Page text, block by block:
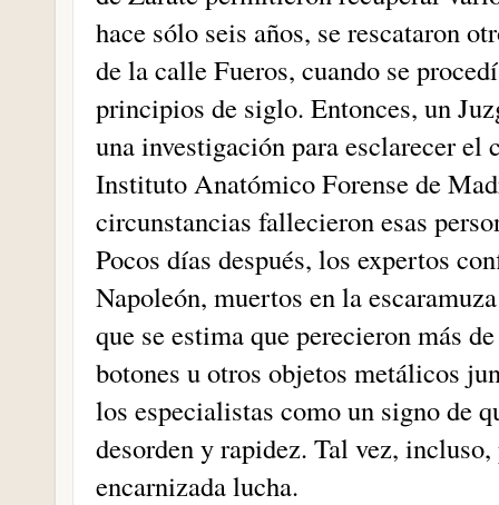
hace sólo seis años, se rescataron
de la calle Fueros, cuando se
principios de siglo. Entonces, un
una investigación para esclarecer el
Instituto Anatómico Forense de
circunstancias fallecieron esas
Pocos días después, los expertos
Napoleón, muertos en la
que se estima que perecieron más
botones u otros objetos metálicos
los especialistas como un signo de
desorden y rapidez. Tal vez,
encarnizada lucha.